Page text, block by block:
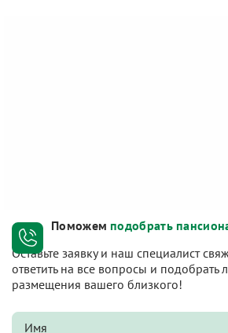
Поможем подобрать
Оставьте заявку и наш специалист
ответить на все вопросы и подобрать
размещения вашего близкого!